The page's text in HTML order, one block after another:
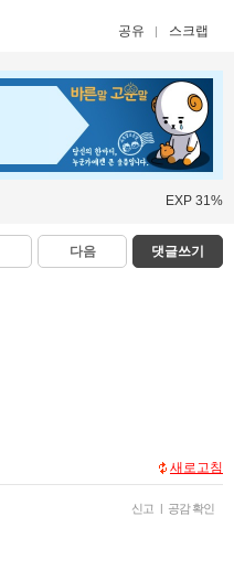
공유 스크랩
EXP 31%
다음 댓글쓰기
새로고침
신고 공감 확인